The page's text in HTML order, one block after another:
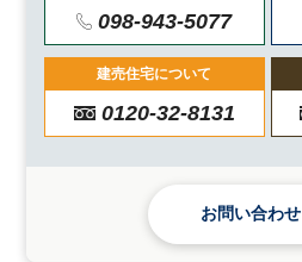
098-943-5077
建売住宅について
0120-32-8131
お問い合わせ